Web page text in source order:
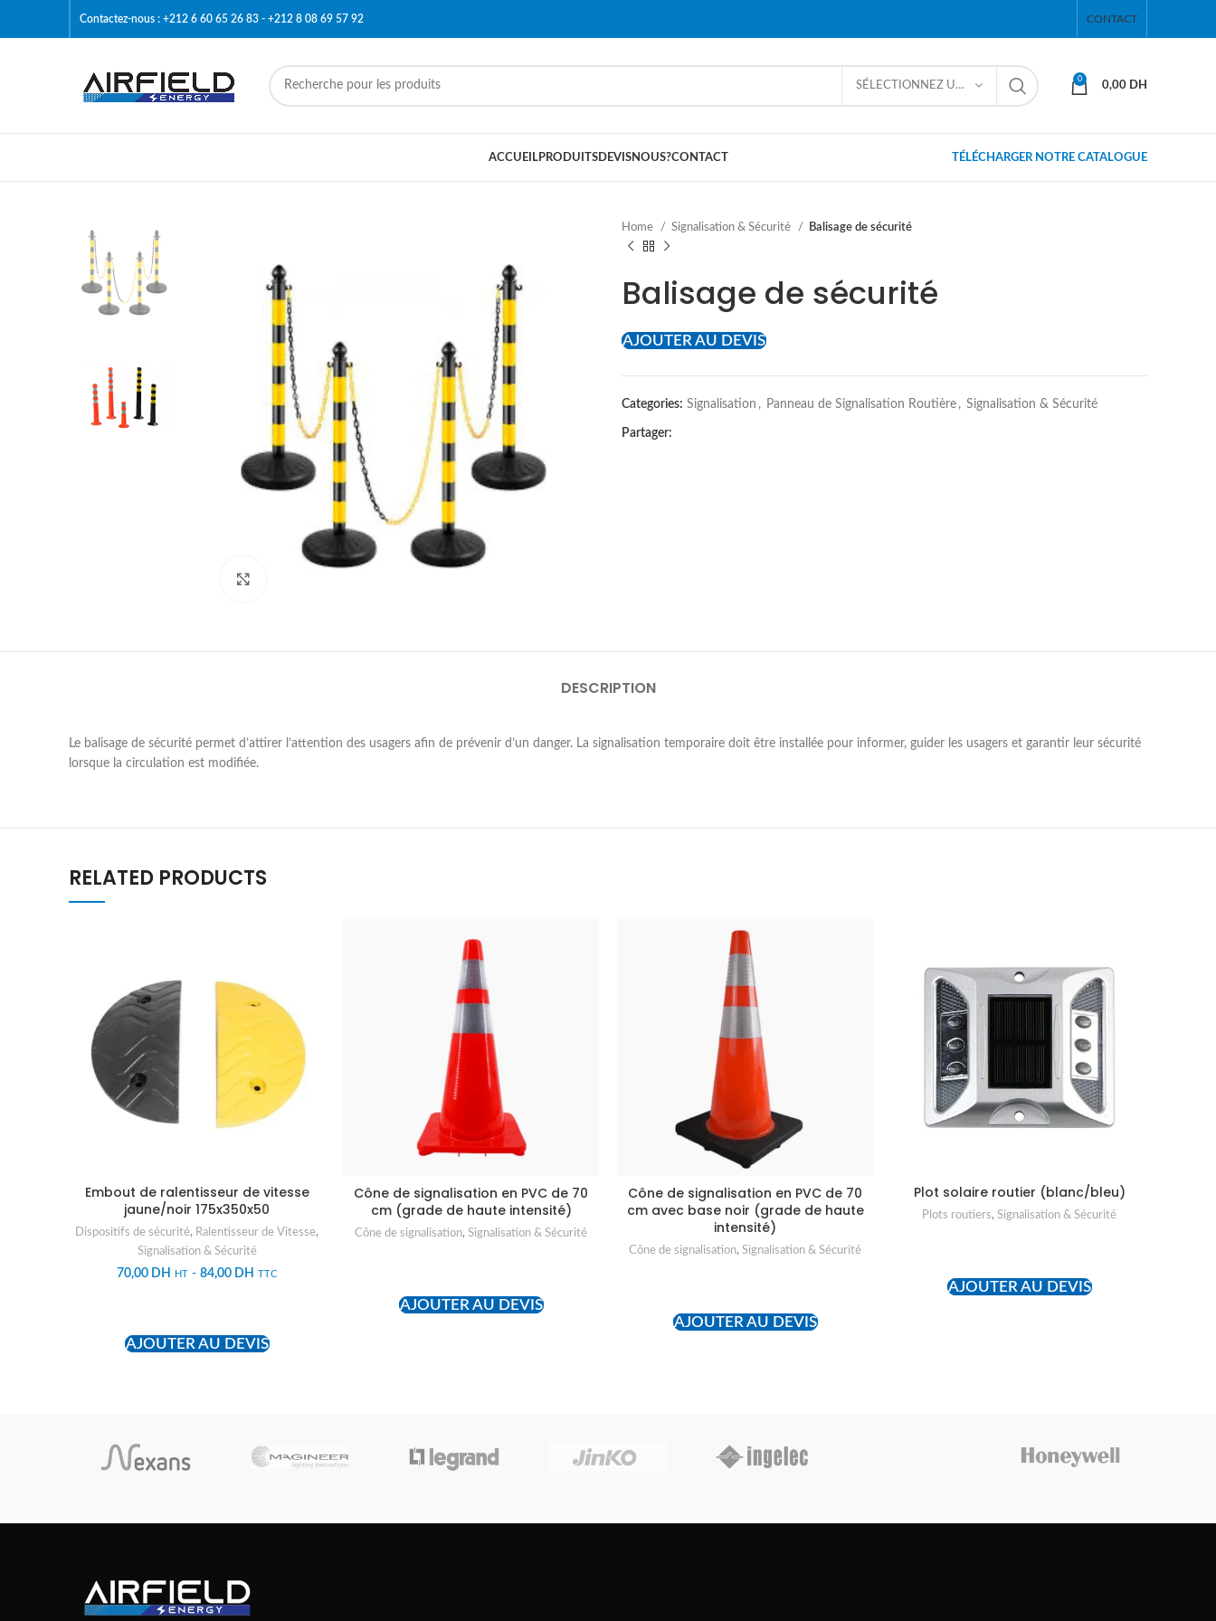
Contactez-nous : +212 6 60 65 26 83 - +212 8 08 69 57 92 CONTACT
SÉLECTIONNEZ UNE CATÉGORIE
0
0,00 DH
ACCUEILPRODUITSDEVISNOUS?CONTACT TÉLÉCHARGER NOTRE CATALOGUE
Home Signalisation & Sécurité Balisage de sécurité
Balisage de sécurité
AJOUTER AU DEVIS
Categories: Signalisation , Panneau de Signalisation Routière , Signalisation & Sécurité
Partager:
DESCRIPTION
Le balisage de sécurité permet d’attirer l’attention des usagers afin de prévenir d’un danger. La signalisation temporaire doit être installée pour informer, guider les usagers et garantir leur sécurité
lorsque la circulation est modifiée.
RELATED PRODUCTS
Embout de ralentisseur de vitesse
jaune/noir 175x350x50
Dispositifs de sécurité, Ralentisseur de Vitesse,
Signalisation & Sécurité
70,00 DH HT - 84,00 DH TTC
AJOUTER AU DEVIS
Cône de signalisation en PVC de 70
cm (grade de haute intensité)
Cône de signalisation, Signalisation & Sécurité
AJOUTER AU DEVIS
Cône de signalisation en PVC de 70
cm avec base noir (grade de haute
intensité)
Cône de signalisation, Signalisation & Sécurité
AJOUTER AU DEVIS
Plot solaire routier (blanc/bleu)
Plots routiers, Signalisation & Sécurité
AJOUTER AU DEVIS